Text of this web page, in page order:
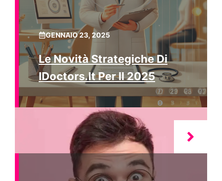
GENNAIO 23, 2025
Le Novità Strategiche Di
IDoctors.it Per Il 2025